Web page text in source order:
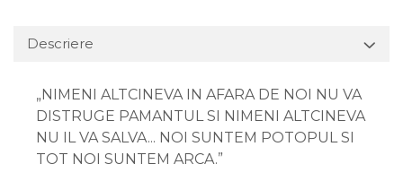
Descriere
„NIMENI ALTCINEVA IN AFARA DE NOI NU VA
DISTRUGE PAMANTUL SI NIMENI ALTCINEVA
NU IL VA SALVA... NOI SUNTEM POTOPUL SI
TOT NOI SUNTEM ARCA.”